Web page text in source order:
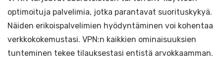
optimoituja palvelimia, jotka parantavat suorituskykyä.
Näiden erikoispalvelimien hyödyntäminen voi kohentaa
verkkokokemustasi. VPN:n kaikkien ominaisuuksien
tunteminen tekee tilauksestasi entistä arvokkaamman.